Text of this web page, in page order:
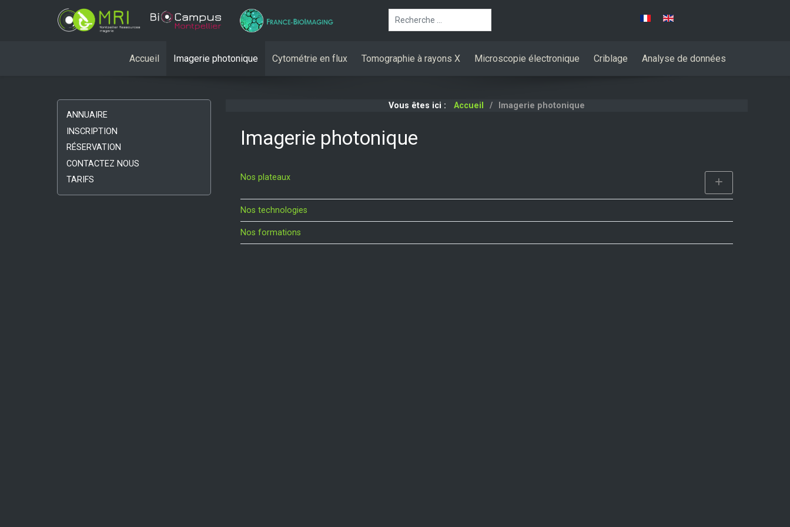
Sélectionnez votre langue
Accueil Imagerie photonique Cytométrie en flux Tomographie à rayons X Microscopie électronique Criblage Analyse de données
ANNUAIRE
INSCRIPTION
RÉSERVATION
CONTACTEZ NOUS
TARIFS
Vous êtes ici : Accueil Imagerie photonique
Imagerie photonique
Nos plateaux
Nos technologies
Nos formations